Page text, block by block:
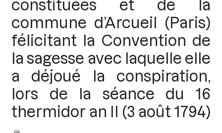
constituées et de la
commune d’Arcueil (Paris)
félicitant la Convention de
la sagesse avec laquelle elle
a déjoué la conspiration,
lors de la séance du 16
thermidor an II (3 août 1794)